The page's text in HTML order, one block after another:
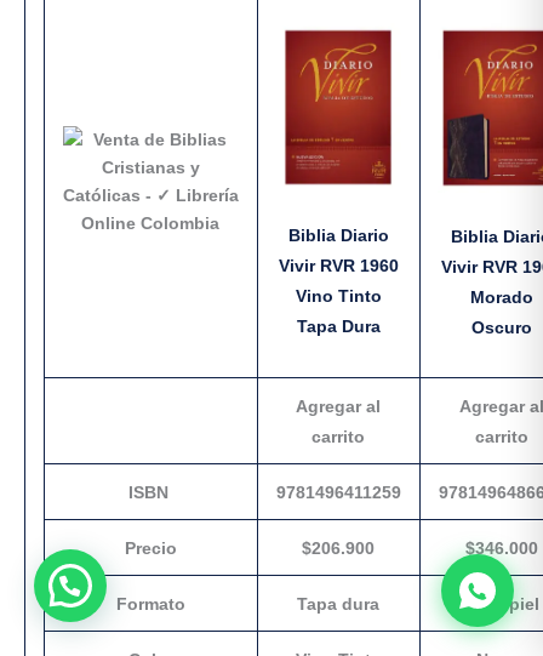
Biblia Diario
Vivir RVR 1960
Vino Tinto
Tapa Dura
Biblia
Vivir RVR
Morado
Oscuro
Agregar al
carrito
Agregar al
carrito
ISBN 9781496411259
Precio $206.900 $346.000
Formato Tapa dura Símil piel